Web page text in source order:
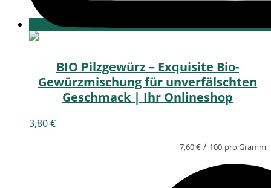
BIO Pilzgewürz – Exquisite Bio-
Gewürzmischung für unverfälschten
Geschmack | Ihr Onlineshop
3,80€
7,60€ / 100 pro Gramm